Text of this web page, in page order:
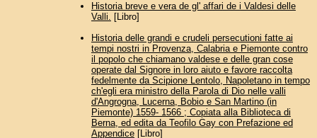
Historia breve e vera de gl' affari de i Valdesi delle
Valli. [Libro]
Historia delle grandi e crudeli persecutioni fatte ai
tempi nostri in Provenza, Calabria e Piemonte contro
il popolo che chiamano valdese e delle gran cose
operate dal Signore in loro aiuto e favore raccolta
fedelmente da Scipione Lentolo, Napoletano in tempo
ch'egli era ministro della Parola di Dio nelle valli
d'Angrogna, Lucerna, Bobio e San Martino (in
Piemonte) 1559- 1566 ; Copiata alla Biblioteca di
Berna, ed edita da Teofilo Gay con Prefazione ed
Appendice[Libro]